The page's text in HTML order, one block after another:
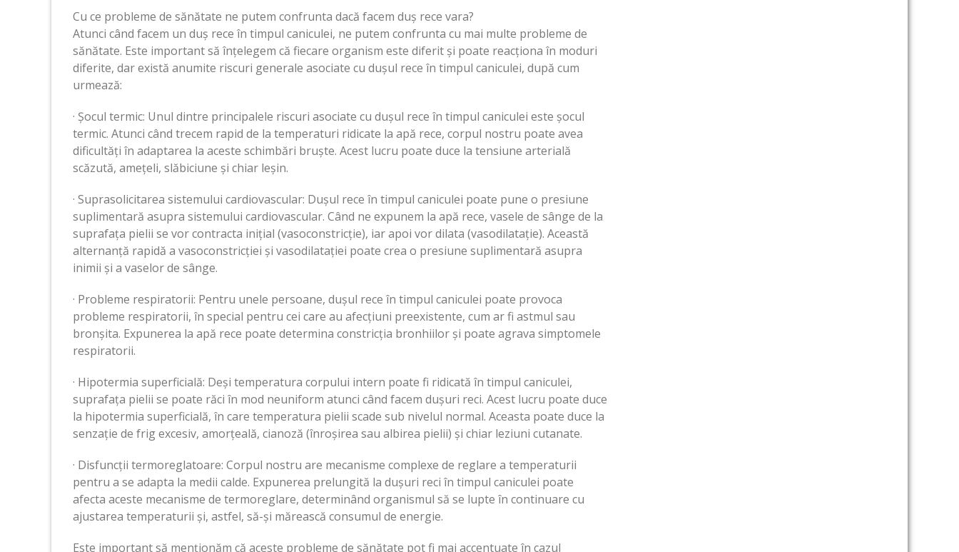
Cu ce probleme de sănătate ne putem confrunta dacă facem duș rece vara?
Atunci când facem un duș rece în timpul caniculei, ne putem confrunta cu mai multe probleme de
sănătate. Este important să înțelegem că fiecare organism este diferit și poate reacționa în moduri
diferite, dar există anumite riscuri generale asociate cu dușul rece în timpul caniculei, după cum
urmează:
· Șocul termic: Unul dintre principalele riscuri asociate cu dușul rece în timpul caniculei este șocul
termic. Atunci când trecem rapid de la temperaturi ridicate la apă rece, corpul nostru poate avea
dificultăți în adaptarea la aceste schimbări bruște. Acest lucru poate duce la tensiune arterială
scăzută, amețeli, slăbiciune și chiar leșin.
· Suprasolicitarea sistemului cardiovascular: Dușul rece în timpul caniculei poate pune o presiune
suplimentară asupra sistemului cardiovascular. Când ne expunem la apă rece, vasele de sânge de la
suprafața pielii se vor contracta inițial (vasoconstricție), iar apoi vor dilata (vasodilatație). Această
alternanță rapidă a vasoconstricției și vasodilatației poate crea o presiune suplimentară asupra
inimii și a vaselor de sânge.
· Probleme respiratorii: Pentru unele persoane, dușul rece în timpul caniculei poate provoca
probleme respiratorii, în special pentru cei care au afecțiuni preexistente, cum ar fi astmul sau
bronșita. Expunerea la apă rece poate determina constricția bronhiilor și poate agrava simptomele
respiratorii.
· Hipotermia superficială: Deși temperatura corpului intern poate fi ridicată în timpul caniculei,
suprafața pielii se poate răci în mod neuniform atunci când facem dușuri reci. Acest lucru poate duce
la hipotermia superficială, în care temperatura pielii scade sub nivelul normal. Aceasta poate duce la
senzație de frig excesiv, amorțeală, cianoză (înroșirea sau albirea pielii) și chiar leziuni cutanate.
· Disfuncții termoreglatoare: Corpul nostru are mecanisme complexe de reglare a temperaturii
pentru a se adapta la medii calde. Expunerea prelungită la dușuri reci în timpul caniculei poate
afecta aceste mecanisme de termoreglare, determinând organismul să se lupte în continuare cu
ajustarea temperaturii și, astfel, să-și mărească consumul de energie.
Este important să menționăm că aceste probleme de sănătate pot fi mai accentuate în cazul